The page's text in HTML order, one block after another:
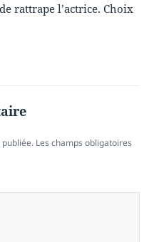
rattrape l’actrice. Choix
Les champs obligatoires